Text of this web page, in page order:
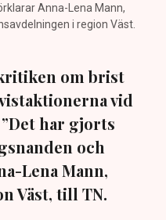
Anna-Lena Mann,
i region Väst.
om brist
vid
har gjorts
och
Lena Mann,
Väst, till TN.